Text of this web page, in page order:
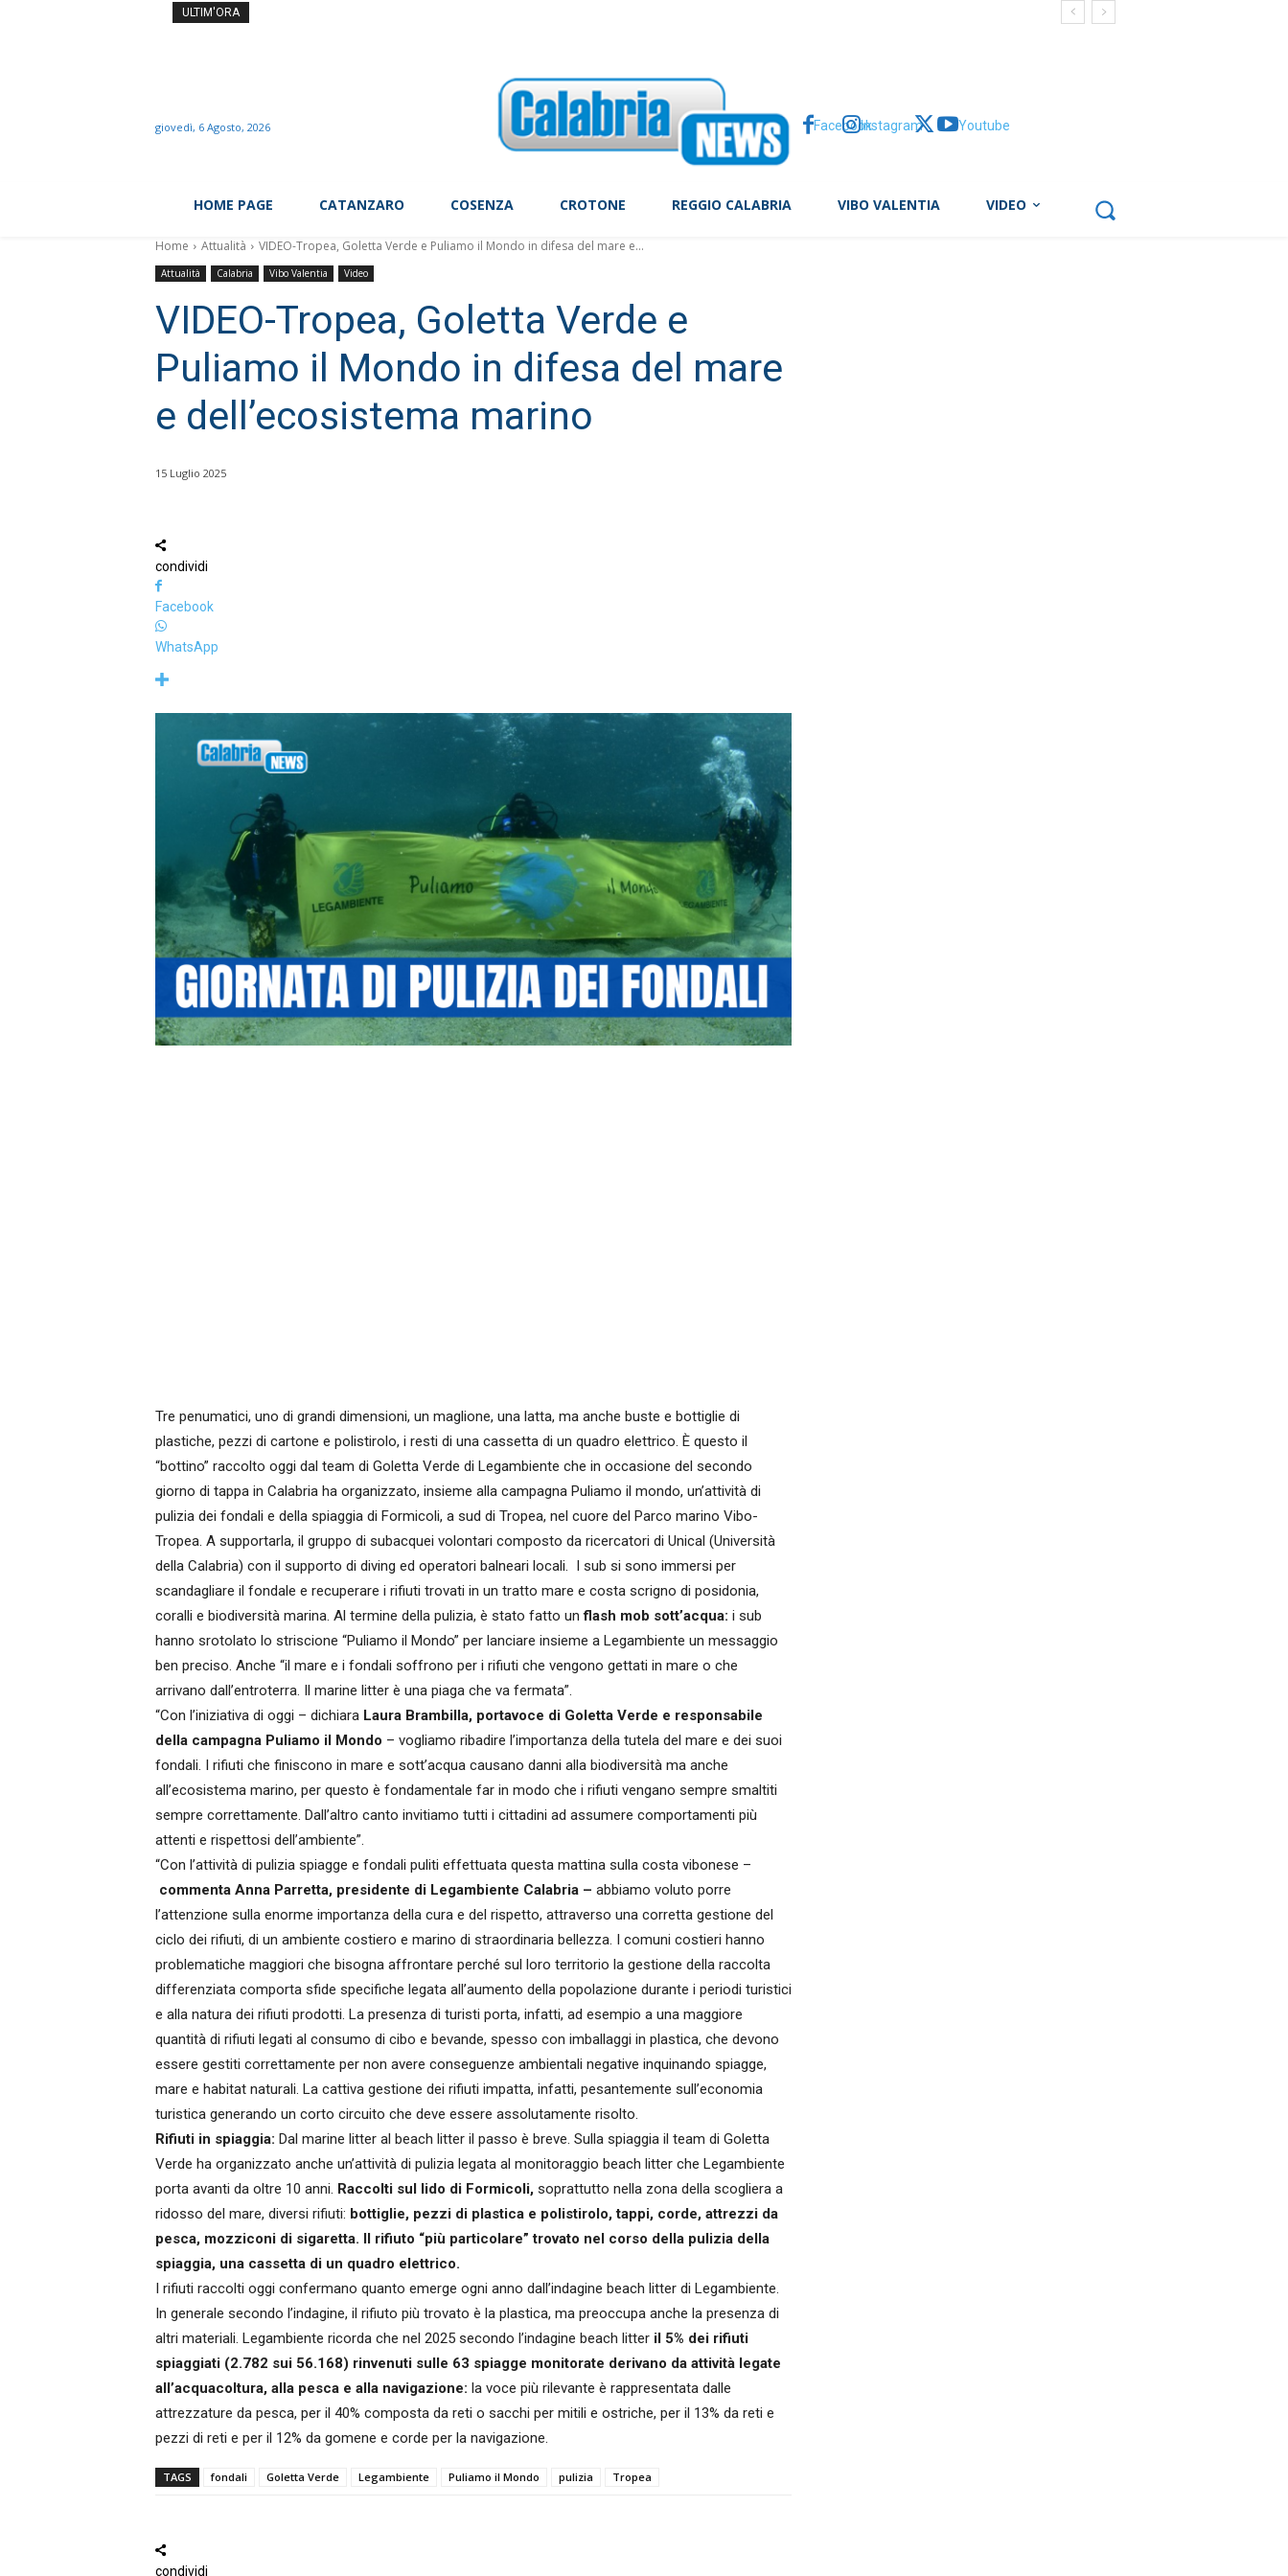
ULTIM'ORA
giovedì, 6 Agosto, 2026 FacebookInstagram X Youtube
HOME PAGE CATANZARO COSENZA CROTONE REGGIO CALABRIA VIBO VALENTIA VIDEO
Home Attualità VIDEO-Tropea, Goletta Verde e Puliamo il Mondo in difesa del mare e...
Attualità Calabria Vibo Valentia Video
VIDEO-Tropea, Goletta Verde e
Puliamo il Mondo in difesa del mare
e dell’ecosistema marino
15 Luglio 2025
condividi
Facebook
WhatsApp
Tre penumatici, uno di grandi dimensioni, un maglione, una latta, ma anche buste e bottiglie di
plastiche, pezzi di cartone e polistirolo, i resti di una cassetta di un quadro elettrico. È questo il
“bottino” raccolto oggi dal team di Goletta Verde di Legambiente che in occasione del secondo
giorno di tappa in Calabria ha organizzato, insieme alla campagna Puliamo il mondo, un’attività di
pulizia dei fondali e della spiaggia di Formicoli, a sud di Tropea, nel cuore del Parco marino Vibo-
Tropea. A supportarla, il gruppo di subacquei volontari composto da ricercatori di Unical (Università
della Calabria) con il supporto di diving ed operatori balneari locali. I sub si sono immersi per
scandagliare il fondale e recuperare i rifiuti trovati in un tratto mare e costa scrigno di posidonia,
coralli e biodiversità marina. Al termine della pulizia, è stato fatto unflash mob sott’acqua: i sub
hanno srotolato lo striscione “Puliamo il Mondo” per lanciare insieme a Legambiente un messaggio
ben preciso. Anche “il mare e i fondali soffrono per i rifiuti che vengono gettati in mare o che
arrivano dall’entroterra. Il marine litter è una piaga che va fermata”.
“Con l’iniziativa di oggi – dichiara Laura Brambilla, portavoce di Goletta Verde e responsabile
della campagna Puliamo il Mondo – vogliamo ribadire l’importanza della tutela del mare e dei suoi
fondali. I rifiuti che finiscono in mare e sott’acqua causano danni alla biodiversità ma anche
all’ecosistema marino, per questo è fondamentale far in modo che i rifiuti vengano sempre smaltiti
sempre correttamente. Dall’altro canto invitiamo tutti i cittadini ad assumere comportamenti più
attenti e rispettosi dell’ambiente”.
“Con l’attività di pulizia spiagge e fondali puliti effettuata questa mattina sulla costa vibonese –
commenta Anna Parretta, presidente di Legambiente Calabria – abbiamo voluto porre
l’attenzione sulla enorme importanza della cura e del rispetto, attraverso una corretta gestione del
ciclo dei rifiuti, di un ambiente costiero e marino di straordinaria bellezza. I comuni costieri hanno
problematiche maggiori che bisogna affrontare perché sul loro territorio la gestione della raccolta
differenziata comporta sfide specifiche legata all’aumento della popolazione durante i periodi turistici
e alla natura dei rifiuti prodotti. La presenza di turisti porta, infatti, ad esempio a una maggiore
quantità di rifiuti legati al consumo di cibo e bevande, spesso con imballaggi in plastica, che devono
essere gestiti correttamente per non avere conseguenze ambientali negative inquinando spiagge,
mare e habitat naturali. La cattiva gestione dei rifiuti impatta, infatti, pesantemente sull’economia
turistica generando un corto circuito che deve essere assolutamente risolto.
Rifiuti in spiaggia: Dal marine litter al beach litter il passo è breve. Sulla spiaggia il team di Goletta
Verde ha organizzato anche un’attività di pulizia legata al monitoraggio beach litter che Legambiente
porta avanti da oltre 10 anni. Raccolti sul lido di Formicoli, soprattutto nella zona della scogliera a
ridosso del mare, diversi rifiuti: bottiglie, pezzi di plastica e polistirolo, tappi, corde, attrezzi da
pesca, mozziconi di sigaretta. Il rifiuto “più particolare” trovato nel corso della pulizia della
spiaggia, una cassetta di un quadro elettrico.
I rifiuti raccolti oggi confermano quanto emerge ogni anno dall’indagine beach litter di Legambiente.
In generale secondo l’indagine, il rifiuto più trovato è la plastica, ma preoccupa anche la presenza di
altri materiali. Legambiente ricorda che nel 2025 secondo l’indagine beach litter il 5% dei rifiuti
spiaggiati (2.782 sui 56.168) rinvenuti sulle 63 spiagge monitorate derivano da attività legate
all’acquacoltura, alla pesca e alla navigazione: la voce più rilevante è rappresentata dalle
attrezzature da pesca, per il 40% composta da reti o sacchi per mitili e ostriche, per il 13% da reti e
pezzi di reti e per il 12% da gomene e corde per la navigazione.
TAGS fondali Goletta Verde Legambiente Puliamo il Mondo pulizia Tropea
condividi